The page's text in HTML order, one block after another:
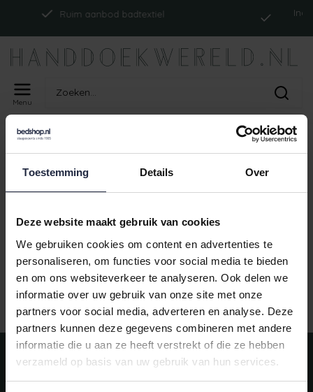
Toestemming Details Over
Deze website maakt gebruik van cookies
We gebruiken cookies om content en advertenties te
personaliseren, om functies voor social media te bieden
en om ons websiteverkeer te analyseren. Ook delen we
informatie over uw gebruik van onze site met onze
partners voor social media, adverteren en analyse. Deze
partners kunnen deze gegevens combineren met andere
informatie die u aan ze heeft verstrekt of die ze hebben
verzameld op basis van uw gebruik van hun services.
Ruim aanbod badtextiel Indien
Menu
Home
PRODUCTEN GETAGD MET
ISM_BADJASPRESTIGEUNI_PETROL
Geen producten gevonden!
Ruim aanbod badtextiel
Meld je aan voor onze nieuwsbrief!
AANMELDEN